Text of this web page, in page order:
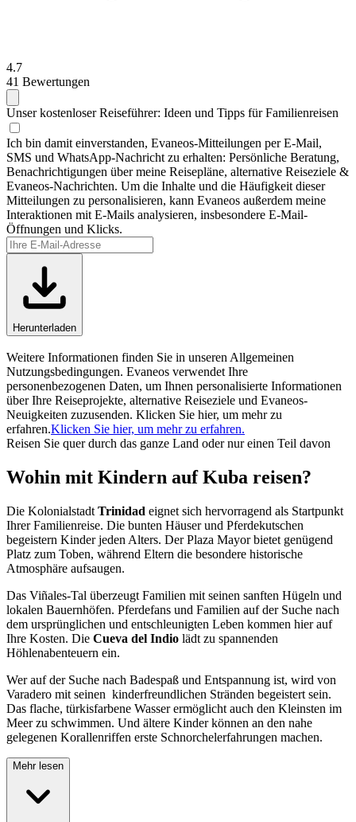
4.7
41 Bewertungen
Unser kostenloser Reiseführer: Ideen und Tipps für Familienreisen
Ich bin damit einverstanden, Evaneos-Mitteilungen per E-Mail,
SMS und WhatsApp-Nachricht zu erhalten: Persönliche Beratung,
Benachrichtigungen über meine Reisepläne, alternative Reiseziele &
Evaneos-Nachrichten. Um die Inhalte und die Häufigkeit dieser
Mitteilungen zu personalisieren, kann Evaneos außerdem meine
Interaktionen mit E-Mails analysieren, insbesondere E-Mail-
Öffnungen und Klicks.
Herunterladen
Weitere Informationen finden Sie in unseren Allgemeinen
Nutzungsbedingungen. Evaneos verwendet Ihre
personenbezogenen Daten, um Ihnen personalisierte Informationen
über Ihre Reiseprojekte, alternative Reiseziele und Evaneos-
Neuigkeiten zuzusenden. Klicken Sie hier, um mehr zu
erfahren.Klicken Sie hier, um mehr zu erfahren.
Reisen Sie quer durch das ganze Land oder nur einen Teil davon
Wohin mit Kindern auf Kuba reisen?
Die Kolonialstadt Trinidad eignet sich hervorragend als Startpunkt
Ihrer Familienreise. Die bunten Häuser und Pferdekutschen
begeistern Kinder jeden Alters. Der Plaza Mayor bietet genügend
Platz zum Toben, während Eltern die besondere historische
Atmosphäre aufsaugen.
Das Viñales-Tal überzeugt Familien mit seinen sanften Hügeln und
lokalen Bauernhöfen. Pferdefans und Familien auf der Suche nach
dem ursprünglichen und entschleunigten Leben kommen hier auf
Ihre Kosten. Die Cueva del Indio lädt zu spannenden
Höhlenabenteuern ein.
Wer auf der Suche nach Badespaß und Entspannung ist, wird von
Varadero mit seinen kinderfreundlichen Stränden begeistert sein.
Das flache, türkisfarbene Wasser ermöglicht auch den Kleinsten im
Meer zu schwimmen. Und ältere Kinder können an den nahe
gelegenen Korallenriffen erste Schnorchelerfahrungen machen.
Mehr lesen